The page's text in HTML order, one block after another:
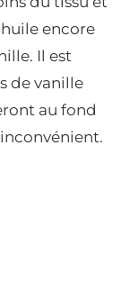
encore
Il est
de vanille
au fond